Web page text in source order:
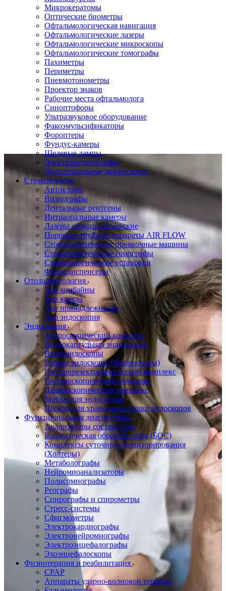
Микрокератомы
Оптические биометры
Офтальмологическая навигация
Офтальмологические лазеры
Офтальмологические микроскопы
Офтальмологические томографы
Пахиметры
Периметры
Пневмотонометры
Проектор знаков
Рабочие места офтальмолога
Синоптофоры
Ультразвуковое оборудование
Факоэмульсификаторы
Фороптеры
Фундус-камеры
Щелевые лампы
Электроретинографы
Эндотелиальные микроскопы
Стоматология
Автоклавы
Визиографы
Дентальные рентгены
Интраоральные камеры
Лазеры стоматологические
Порошкоструйные аппараты AIR FLOW
Стоматологические проявочные машины
Стоматологические томографы
Стоматологические установки
Физиодиспенсеры
Отоларингология
Лор комбайны
Лор кресла
Лор принадлежности
Лор эндоскопия
Эндоскопия
Артроскопический комплекс
Видеокапсульная эндоскопия
Видеоэндоскопы
Гибкие эндоскопы (Фиброcкопы)
Гистерорезектоскопический комплекс
Гистероскопический комплекс
Лапароскопический комплекс
Мойки для эндоскопов
Шкафы для хранения и сушки эндоскопов
Функциональная диагностика
Анализаторы состава тела
Биологическая обратная связь (БОС)
Комплексы суточного мониторирования
(Холтеры)
Метаболографы
Нейромиоанализаторы
Полисомнографы
Реографы
Спирографы и спирометры
Стресс-системы
Сфигмометры
Электрокардиографы
Электронейромиографы
Электроэнцефалографы
Эхоэнцефалоскопы
Физиотерапия и реабилитация
CPAP
Аппараты ударно-волновой терапии